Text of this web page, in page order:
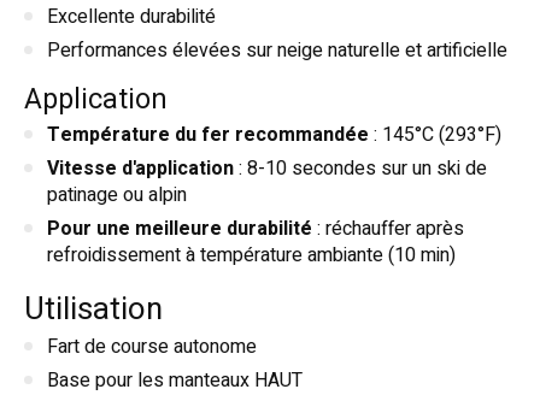
Excellente durabilité
Performances élevées sur neige naturelle et artificielle
Application
Température du fer recommandée : 145°C (293°F)
Vitesse d'application: 8-10 secondes sur un ski de
patinage ou alpin
Pour une meilleure durabilité : réchauffer après
refroidissement à température ambiante (10 min)
Utilisation
Fart de course autonome
Base pour les manteaux HAUT